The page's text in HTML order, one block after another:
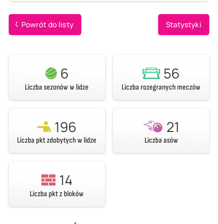
Powrót do listy Statystyki
6
Liczba sezonów w lidze
56
Liczba rozegranych meczów
196
Liczba pkt zdobytych w lidze
21
Liczba asów
14
Liczba pkt z bloków